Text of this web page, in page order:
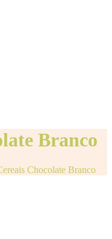
Branco
Chocolate Branco